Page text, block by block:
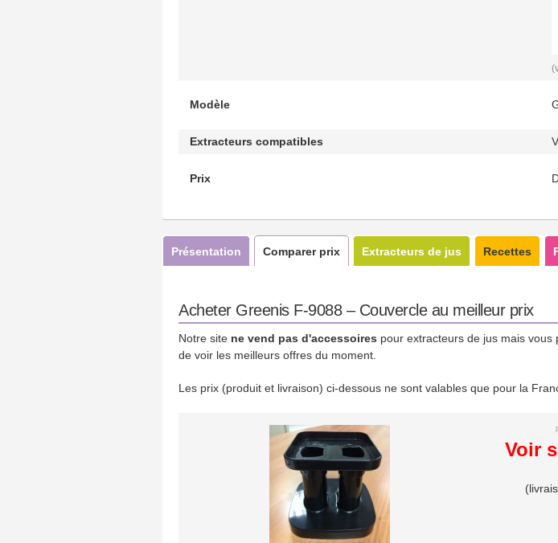
Modèle
Extracteurs compatibles
Prix
Présentation Comparer prix Extracteurs de jus Recettes
Acheter Greenis F-9088 – Couvercle au meilleur prix
Notre site ne vend pas d'accessoires pour extracteurs de jus mais vous
de voir les meilleurs offres du moment.
Les prix (produit et livraison) ci-dessous ne sont valables que pour la
Voir